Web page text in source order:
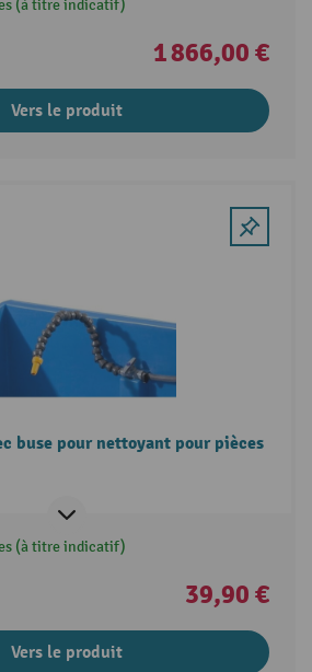
(à titre indicatif)
1 866,00 €
Vers le produit
buse pour nettoyant pour pièces
(à titre indicatif)
39,90 €
Vers le produit